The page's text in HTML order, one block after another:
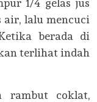
1/4 gelas jus
air, lalu mencuci
berada di
terlihat indah
rambut coklat,